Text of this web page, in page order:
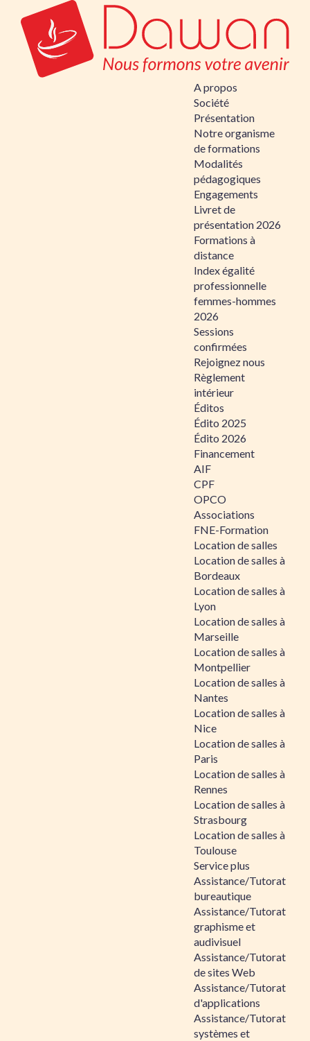
A propos
Société
Présentation
Notre organisme
de formations
Modalités
pédagogiques
Engagements
Livret de
présentation 2026
Formations à
distance
Index égalité
professionnelle
femmes-hommes
2026
Sessions
confirmées
Rejoignez nous
Règlement
intérieur
Éditos
Édito 2025
Édito 2026
Financement
AIF
CPF
OPCO
Associations
FNE-Formation
Location de salles
Location de salles à
Bordeaux
Location de salles à
Lyon
Location de salles à
Marseille
Location de salles à
Montpellier
Location de salles à
Nantes
Location de salles à
Nice
Location de salles à
Paris
Location de salles à
Rennes
Location de salles à
Strasbourg
Location de salles à
Toulouse
Service plus
Assistance/Tutorat
bureautique
Assistance/Tutorat
graphisme et
audivisuel
Assistance/Tutorat
de sites Web
Assistance/Tutorat
d'applications
Assistance/Tutorat
systèmes et